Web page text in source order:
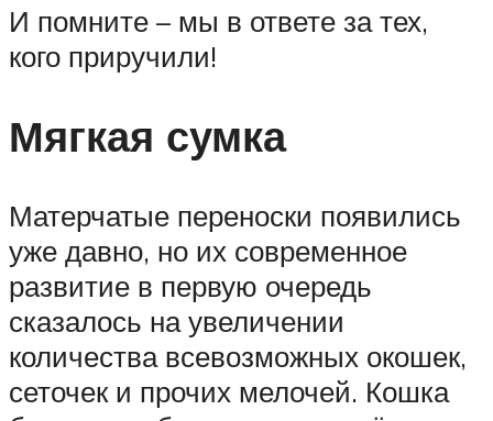
И помните – мы в ответе за тех,
кого приручили!
Мягкая сумка
Матерчатые переноски появились
уже давно, но их современное
развитие в первую очередь
сказалось на увеличении
количества всевозможных окошек,
сеточек и прочих мелочей. Кошка